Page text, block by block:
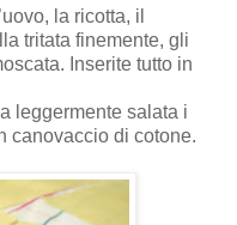
la ricotta, il
tritata finemente, gli
Inserite tutto in
leggermente salata i
canovaccio di cotone.